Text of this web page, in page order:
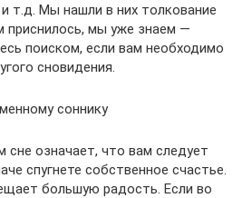
и т.д. Мы нашли в них толкование
приснилось, мы уже знаем —
поиском, если вам необходимо
сновидения.
соннику
сне означает, что вам следует
спугнете собственное счастье.
большую радость. Если во